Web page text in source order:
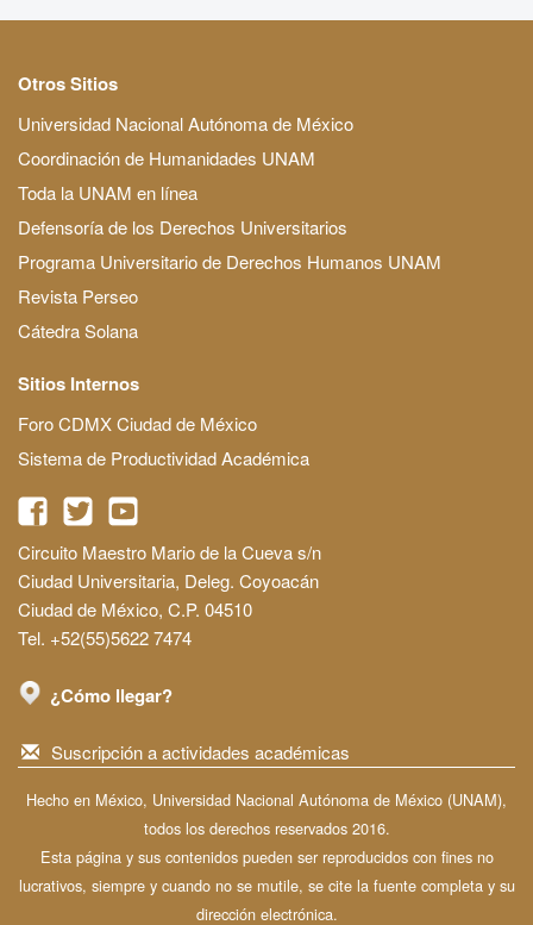
Otros Sitios
Universidad Nacional Autónoma de México
Coordinación de Humanidades UNAM
Toda la UNAM en línea
Defensoría de los Derechos Universitarios
Programa Universitario de Derechos Humanos UNAM
Revista Perseo
Cátedra Solana
Sitios Internos
Foro CDMX Ciudad de México
Sistema de Productividad Académica
Circuito Maestro Mario de la Cueva s/n
Ciudad Universitaria, Deleg. Coyoacán
Ciudad de México, C.P. 04510
Tel. +52(55)5622 7474
¿Cómo llegar?
Suscripción a actividades académicas
Hecho en México, Universidad Nacional Autónoma de México (UNAM),
todos los derechos reservados 2016.
Esta página y sus contenidos pueden ser reproducidos con fines no
lucrativos, siempre y cuando no se mutile, se cite la fuente completa y su
dirección electrónica.